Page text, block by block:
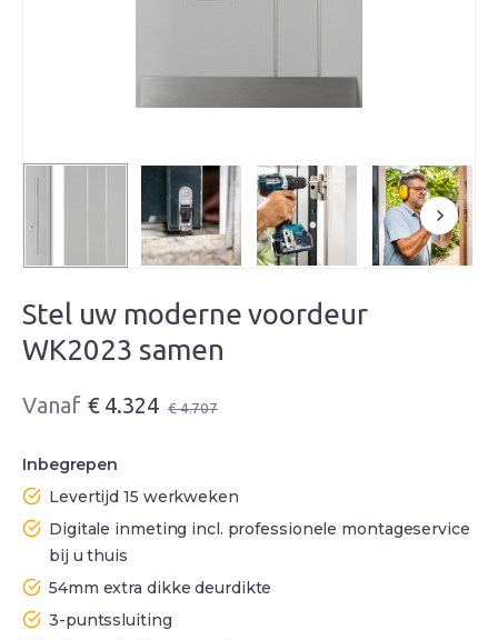
Stel uw moderne voordeur
WK2023 samen
€4.707
Oorspronkelijke
was:
€ 4.707.
€4.324
Huidige
is:
€ 4.324.
Inbegrepen
Levertijd 15 werkweken
Digitale inmeting incl. professionele montageservice
bij u thuis
54mm extra dikke deurdikte
3-puntssluiting